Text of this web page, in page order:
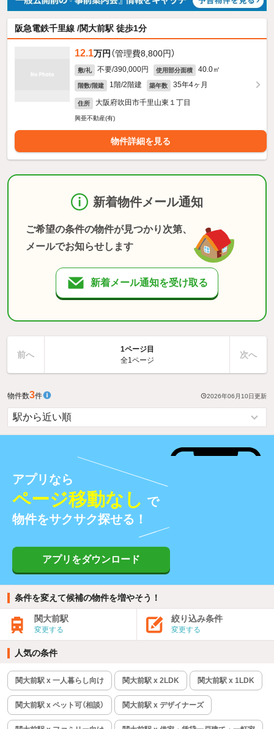
阪急電鉄千里線 /関大前駅 徒歩1分
12.1万円 （管理費8,800円）
敷/礼 不要/390,000円 使用部分面積 40.0㎡
階数/階建 1階/2階建 築年数 35年4ヶ月
住所 大阪府吹田市千里山東１丁目
興亜不動産(有)
物件詳細を見る
新着物件メール通知
ご希望の条件の物件が見つかり次第、
メールでお知らせします
新着メール通知を受け取る
前へ
1ページ目
全1ページ
次へ
物件数3件 2026年06月10日更新
アプリなら
ページ移動なし で
物件をサクサク探せる！
アプリをダウンロード
条件を変えて候補の物件を増やそう！
関大前駅
変更する
絞り込み条件
変更する
人気の条件
関大前駅 x 一人暮らし向け 関大前駅 x 2LDK 関大前駅 x 1LDK
関大前駅 x ペット可（相談） 関大前駅 x デザイナーズ